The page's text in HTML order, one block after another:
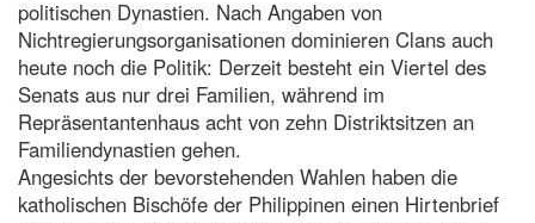
politischen Dynastien. Nach Angaben von
Nichtregierungsorganisationen dominieren Clans auch
heute noch die Politik: Derzeit besteht ein Viertel des
Senats aus nur drei Familien, während im
Repräsentantenhaus acht von zehn Distriktsitzen an
Familiendynastien gehen.
Angesichts der bevorstehenden Wahlen haben die
katholischen Bischöfe der Philippinen einen Hirtenbrief